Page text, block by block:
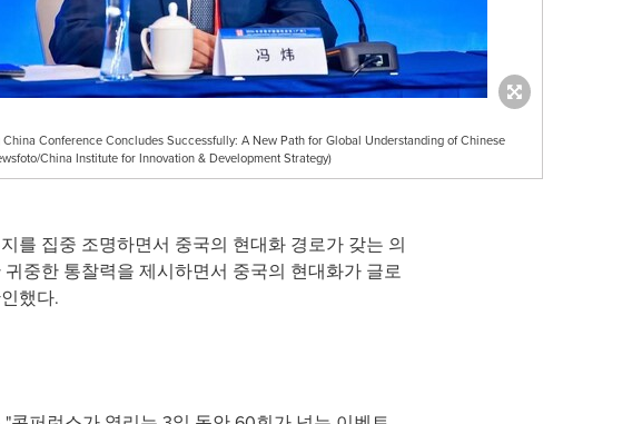
Conference Concludes Successfully: A New Path for Global Understanding of Chinese
China Institute for Innovation & Development Strategy)
를 집중 조명하면서 중국의 현대화 경로가 갖는 의
중한 통찰력을 제시하면서 중국의 현대화가 글로
했다.